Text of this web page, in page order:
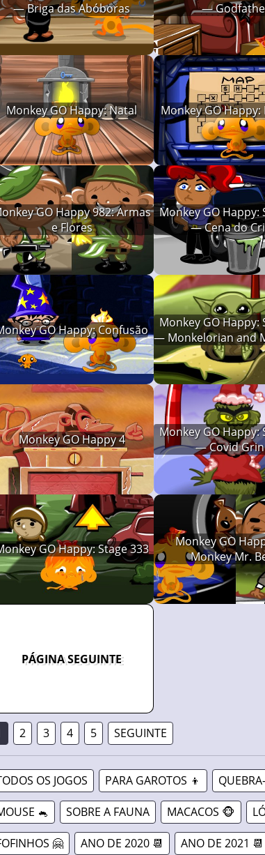
— Briga das Abóboras
—
Monkey GO Happy: Natal Monkey GO
GO Happy 982: Armas
e Flores
Monkey GO Happy:
— Cena do
GO Happy: Confusão
Monkey GO Happy:
— Monkelorian and
Monkey GO Happy 4
Monkey GO Happy:
— Covid
GO Happy: Stage 333
Monkey GO
Monkey Mr.
PÁGINA SEGUINTE
2 3 4 5 SEGUINTE
OS JOGOS PARA GAROTOS 👦
🐁 SOBRE A FAUNA MACACOS 🐵
🤗 ANO DE 2020 📆 ANO DE 2021 📆